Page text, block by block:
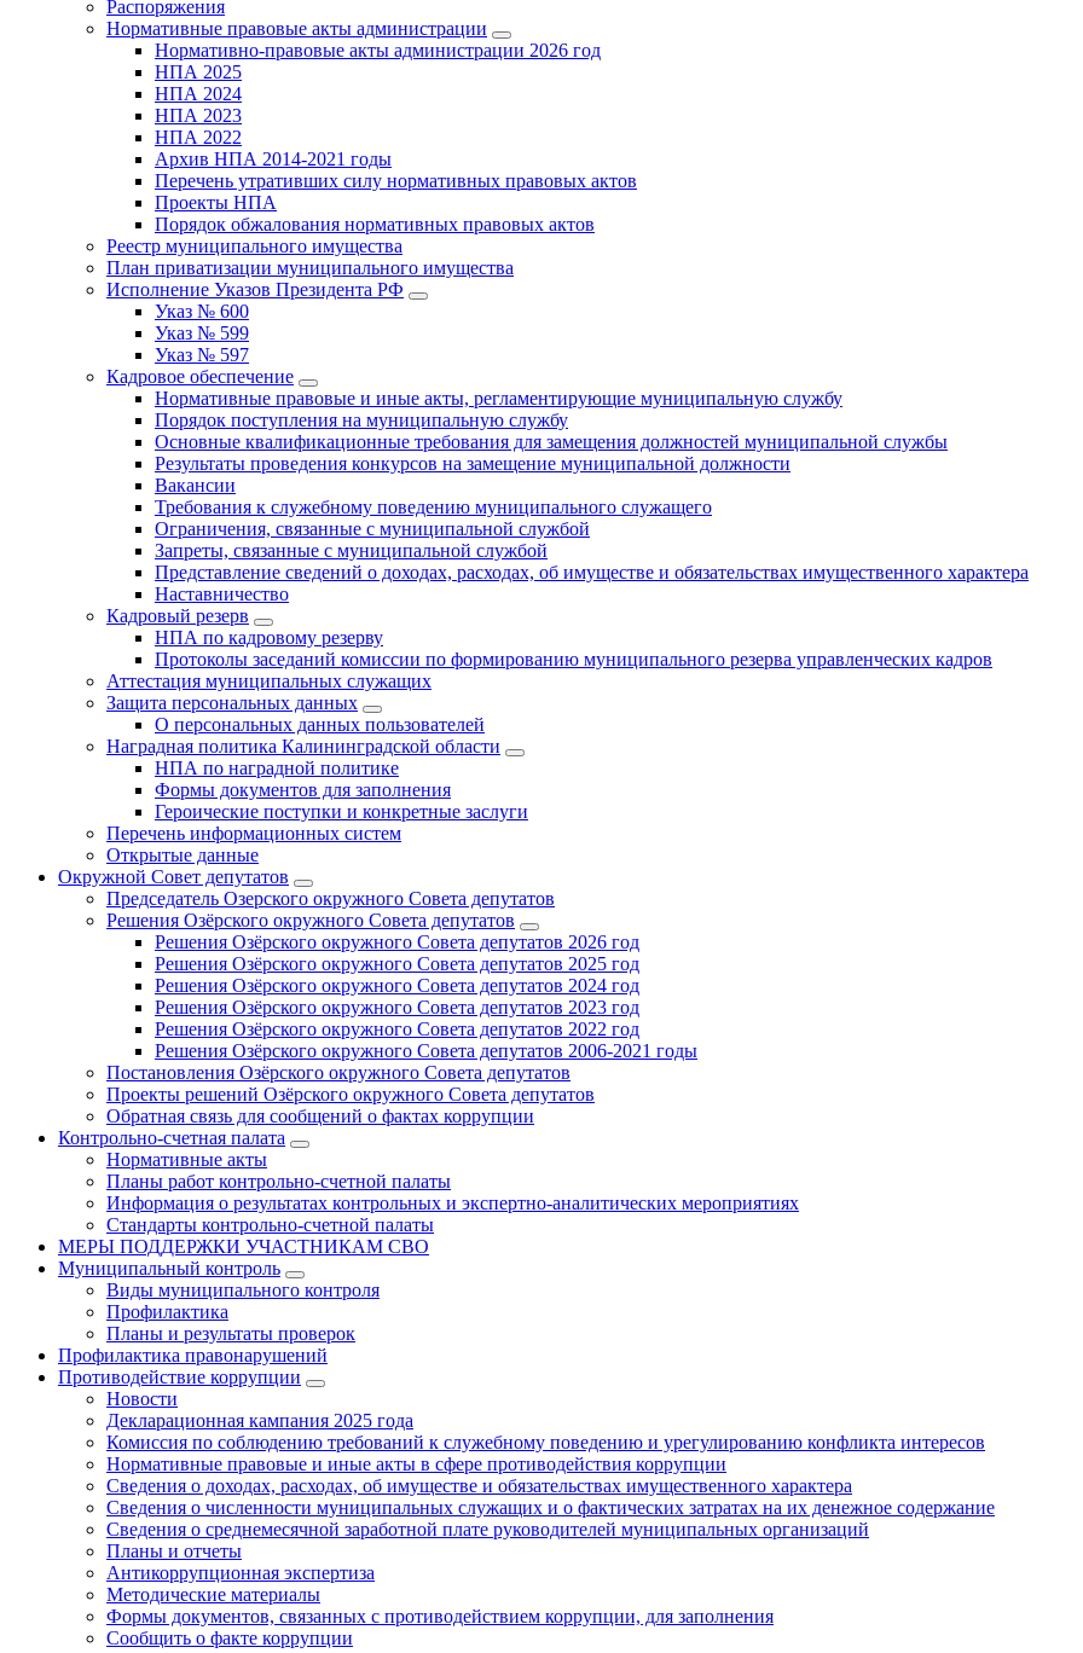
Распоряжения
Нормативные правовые акты администрации
Нормативно-правовые акты администрации 2026 год
НПА 2025
НПА 2024
НПА 2023
НПА 2022
Архив НПА 2014-2021 годы
Перечень утративших силу нормативных правовых актов
Проекты НПА
Порядок обжалования нормативных правовых актов
Реестр муниципального имущества
План приватизации муниципального имущества
Исполнение Указов Президента РФ
Указ № 600
Указ № 599
Указ № 597
Кадровое обеспечение
Нормативные правовые и иные акты, регламентирующие муниципальную службу
Порядок поступления на муниципальную службу
Основные квалификационные требования для замещения должностей муниципальной службы
Результаты проведения конкурсов на замещение муниципальной должности
Вакансии
Требования к служебному поведению муниципального служащего
Ограничения, связанные с муниципальной службой
Запреты, связанные с муниципальной службой
Представление сведений о доходах, расходах, об имуществе и обязательствах имущественного характера
Наставничество
Кадровый резерв
НПА по кадровому резерву
Протоколы заседаний комиссии по формированию муниципального резерва управленческих кадров
Аттестация муниципальных служащих
Защита персональных данных
О персональных данных пользователей
Наградная политика Калининградской области
НПА по наградной политике
Формы документов для заполнения
Героические поступки и конкретные заслуги
Перечень информационных систем
Открытые данные
Окружной Совет депутатов
Председатель Озерского окружного Совета депутатов
Решения Озёрского окружного Совета депутатов
Решения Озёрского окружного Совета депутатов 2026 год
Решения Озёрского окружного Совета депутатов 2025 год
Решения Озёрского окружного Совета депутатов 2024 год
Решения Озёрского окружного Совета депутатов 2023 год
Решения Озёрского окружного Совета депутатов 2022 год
Решения Озёрского окружного Совета депутатов 2006-2021 годы
Постановления Озёрского окружного Совета депутатов
Проекты решений Озёрского окружного Совета депутатов
Обратная связь для сообщений о фактах коррупции
Контрольно-счетная палата
Нормативные акты
Планы работ контрольно-счетной палаты
Информация о результатах контрольных и экспертно-аналитических мероприятиях
Стандарты контрольно-счетной палаты
МЕРЫ ПОДДЕРЖКИ УЧАСТНИКАМ СВО
Муниципальный контроль
Виды муниципального контроля
Профилактика
Планы и результаты проверок
Профилактика правонарушений
Противодействие коррупции
Новости
Декларационная кампания 2025 года
Комиссия по соблюдению требований к служебному поведению и урегулированию конфликта интересов
Нормативные правовые и иные акты в сфере противодействия коррупции
Сведения о доходах, расходах, об имуществе и обязательствах имущественного характера
Сведения о численности муниципальных служащих и о фактических затратах на их денежное содержание
Сведения о среднемесячной заработной плате руководителей муниципальных организаций
Планы и отчеты
Антикоррупционная экспертиза
Методические материалы
Формы документов, связанных с противодействием коррупции, для заполнения
Сообщить о факте коррупции